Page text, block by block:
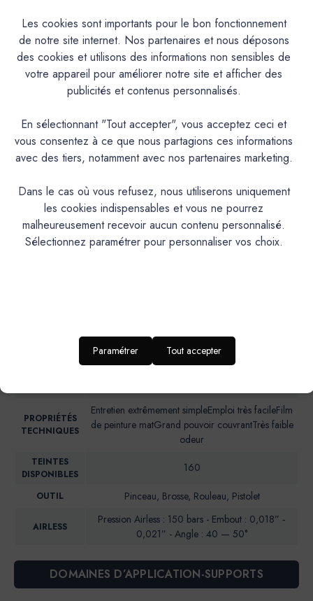
Caractéristiques
Documentation Technique
Couleurs & Échantillons
La Premium est une peinture acrylique très lavable mate en
phase aqueuse pour murs cuisine, hall d’entrée et salle de
bains aux propriétés d'entretien remarquables. Convient
également aux espaces humides
PRODUIT
Aspect mat soyeux
PROPRIÉTÉS
TECHNIQUES
Entretien extrêmement simpleEmploi très facileFilm
de peinture matGrand pouvoir couvrantTrès faible
odeur
TEINTES
DISPONIBLES
160
OUTIL Pinceau, Brosse, Rouleau, Pistolet
AIRLESS
Pression Airless : 150 bars - Embout : 0,018” ‐
0,021” - Angle : 40 — 50°
DOMAINES D’APPLICATION-SUPPORTS
Les cookies sont importants pour le bon fonctionnement
de notre site internet. Nos partenaires et nous déposons
des cookies et utilisons des informations non sensibles de
votre appareil pour améliorer notre site et afficher des
publicités et contenus personnalisés.
En sélectionnant "Tout accepter", vous acceptez ceci et
vous consentez à ce que nous partagions ces informations
avec des tiers, notamment avec nos partenaires marketing.
Dans le cas où vous refusez, nous utiliserons uniquement
les cookies indispensables et vous ne pourrez
malheureusement recevoir aucun contenu personnalisé.
Sélectionnez paramétrer pour personnaliser vos choix.
Paramétrer Tout accepter